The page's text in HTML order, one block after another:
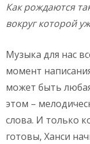
Как рождаются
вокруг которой
Музыка для нас
момент
может быть
этом –
слова. И только
готовы, Ханси